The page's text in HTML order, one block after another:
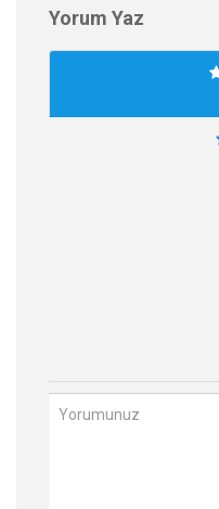
Yorum Yaz